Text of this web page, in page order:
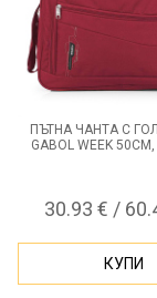
ПЪТНА ЧАНТА С
GABOL WEEK
30.93 € /
КУПИ